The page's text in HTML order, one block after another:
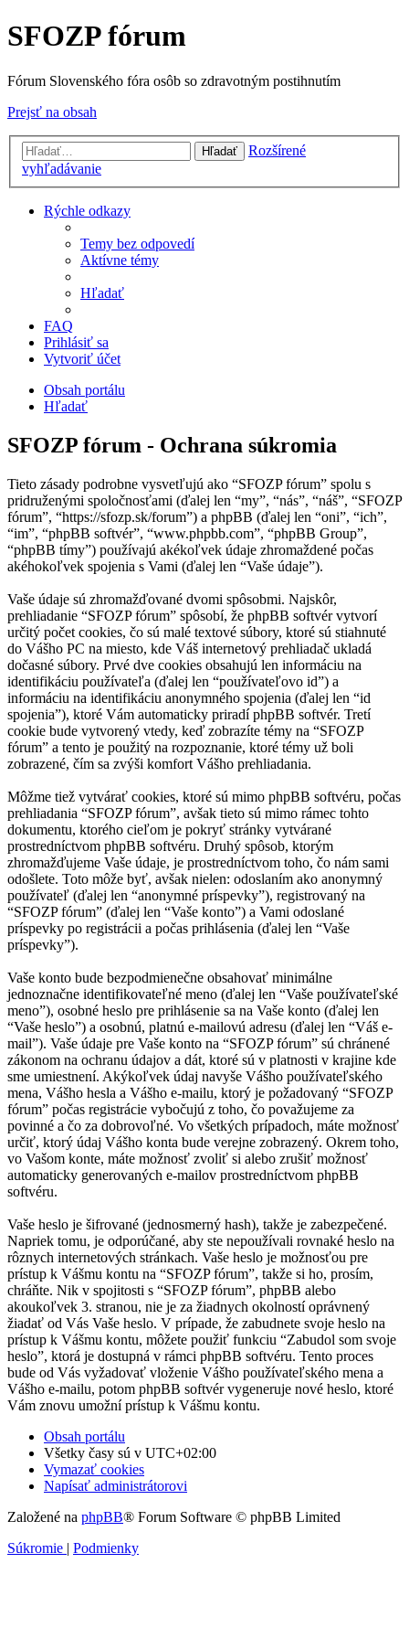
SFOZP fórum
Fórum Slovenského fóra osôb so zdravotným postihnutím
Prejsť na obsah
Hľadať
Rozšírené
vyhľadávanie
Rýchle odkazy
Temy bez odpovedí
Aktívne témy
Hľadať
FAQ
Prihlásiť sa
Vytvoriť účet
Obsah portálu
Hľadať
SFOZP fórum - Ochrana súkromia
Tieto zásady podrobne vysvetľujú ako “SFOZP fórum” spolu s
pridruženými spoločnosťami (ďalej len “my”, “nás”, “náš”, “SFOZP
fórum”, “https://sfozp.sk/forum”) a phpBB (ďalej len “oni”, “ich”,
“im”, “phpBB softvér”, “www.phpbb.com”, “phpBB Group”,
“phpBB tímy”) používajú akékoľvek údaje zhromaždené počas
akéhokoľvek spojenia s Vami (ďalej len “Vaše údaje”).
Vaše údaje sú zhromažďované dvomi spôsobmi. Najskôr,
prehliadanie “SFOZP fórum” spôsobí, že phpBB softvér vytvorí
určitý počet cookies, čo sú malé textové súbory, ktoré sú stiahnuté
do Vášho PC na miesto, kde Váš internetový prehliadač ukladá
dočasné súbory. Prvé dve cookies obsahujú len informáciu na
identifikáciu používateľa (ďalej len “používateľovo id”) a
informáciu na identifikáciu anonymného spojenia (ďalej len “id
spojenia”), ktoré Vám automaticky priradí phpBB softvér. Tretí
cookie bude vytvorený vtedy, keď zobrazíte témy na “SFOZP
fórum” a tento je použitý na rozpoznanie, ktoré témy už boli
zobrazené, čím sa zvýši komfort Vášho prehliadania.
Môžme tiež vytvárať cookies, ktoré sú mimo phpBB softvéru, počas
prehliadania “SFOZP fórum”, avšak tieto sú mimo rámec tohto
dokumentu, ktorého cieľom je pokryť stránky vytvárané
prostredníctvom phpBB softvéru. Druhý spôsob, ktorým
zhromažďujeme Vaše údaje, je prostredníctvom toho, čo nám sami
odošlete. Toto môže byť, avšak nielen: odoslaním ako anonymný
používateľ (ďalej len “anonymné príspevky”), registrovaný na
“SFOZP fórum” (ďalej len “Vaše konto”) a Vami odoslané
príspevky po registrácii a počas prihlásenia (ďalej len “Vaše
príspevky”).
Vaše konto bude bezpodmienečne obsahovať minimálne
jednoznačne identifikovateľné meno (ďalej len “Vaše používateľské
meno”), osobné heslo pre prihlásenie sa na Vaše konto (ďalej len
“Vaše heslo”) a osobnú, platnú e-mailovú adresu (ďalej len “Váš e-
mail”). Vaše údaje pre Vaše konto na “SFOZP fórum” sú chránené
zákonom na ochranu údajov a dát, ktoré sú v platnosti v krajine kde
sme umiestnení. Akýkoľvek údaj navyše Vášho používateľského
mena, Vášho hesla a Vášho e-mailu, ktorý je požadovaný “SFOZP
fórum” počas registrácie vybočujú z toho, čo považujeme za
povinné a čo za dobrovoľné. Vo všetkých prípadoch, máte možnosť
určiť, ktorý údaj Vášho konta bude verejne zobrazený. Okrem toho,
vo Vašom konte, máte možnosť zvoliť si alebo zrušiť možnosť
automaticky generovaných e-mailov prostredníctvom phpBB
softvéru.
Vaše heslo je šifrované (jednosmerný hash), takže je zabezpečené.
Napriek tomu, je odporúčané, aby ste nepoužívali rovnaké heslo na
rôznych internetových stránkach. Vaše heslo je možnosťou pre
prístup k Vášmu kontu na “SFOZP fórum”, takže si ho, prosím,
chráňte. Nik v spojitosti s “SFOZP fórum”, phpBB alebo
akoukoľvek 3. stranou, nie je za žiadnych okolností oprávnený
žiadať od Vás Vaše heslo. V prípade, že zabudnete svoje heslo na
prístup k Vášmu kontu, môžete použiť funkciu “Zabudol som svoje
heslo”, ktorá je dostupná v rámci phpBB softvéru. Tento proces
bude od Vás vyžadovať vloženie Vášho používateľského mena a
Vášho e-mailu, potom phpBB softvér vygeneruje nové heslo, ktoré
Vám znovu umožní prístup k Vášmu kontu.
Obsah portálu
Všetky časy sú v UTC+02:00
Vymazať cookies
Napísať administrátorovi
Založené na phpBB® Forum Software © phpBB Limited
Súkromie | Podmienky